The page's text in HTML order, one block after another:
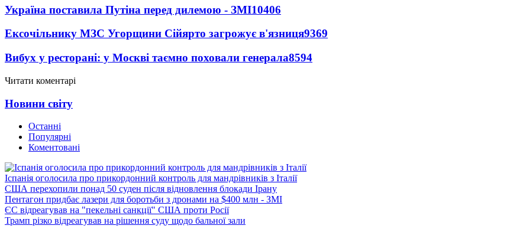
Україна поставила Путіна перед дилемою - ЗМІ10406
Ексочільнику МЗС Угорщини Сійярто загрожує в'язниця9369
Вибух у ресторані: у Москві таємно поховали генерала8594
Читати коментарі
Новини світу
Останні
Популярні
Коментовані
Іспанія оголосила про прикордонний контроль для мандрівників з Італії
США перехопили понад 50 суден після відновлення блокади Ірану
Пентагон придбає лазери для боротьби з дронами на $400 млн - ЗМІ
ЄС відреагував на "пекельні санкції" США проти Росії
Трамп різко відреагував на рішення суду щодо бальної зали